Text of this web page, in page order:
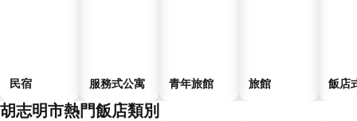
民宿 服務式公寓 青年旅館 旅館 飯店
胡志明市熱門飯店類別